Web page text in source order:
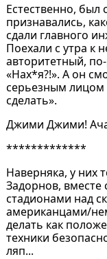
Естественно, был
признавались,
сдали главного
Поехали с утра к
авторитетный,
«Нах*я?!». А он
серьезным лицом
сделать».
Джими Джими! Ача
*************
Наверняка, у них
Задорнов,
стадионами над
американцами/
делать как
техники
ляп...